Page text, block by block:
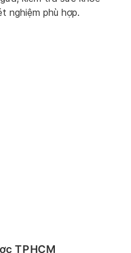
nghiệm phù hợp.
TPHCM